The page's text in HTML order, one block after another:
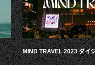
MIND TRAVEL 2023 ダイ